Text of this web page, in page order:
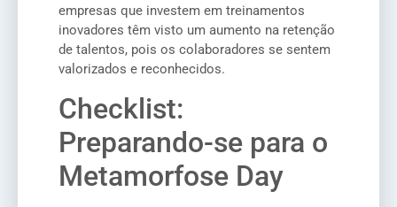
empresas que investem em treinamentos
inovadores têm visto um aumento na retenção
de talentos, pois os colaboradores se sentem
valorizados e reconhecidos.
Checklist:
Preparando-se para o
Metamorfose Day